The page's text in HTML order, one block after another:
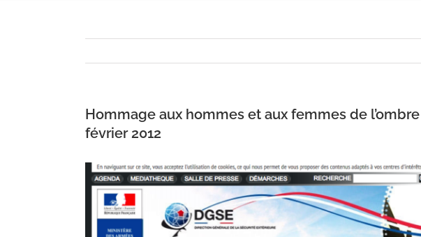
Hommage aux hommes et aux femmes de l’ombre
février 2012
View
Larger
Image